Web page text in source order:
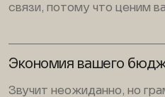
связи, потому что ценим
Экономия вашего
Звучит неожиданно, но